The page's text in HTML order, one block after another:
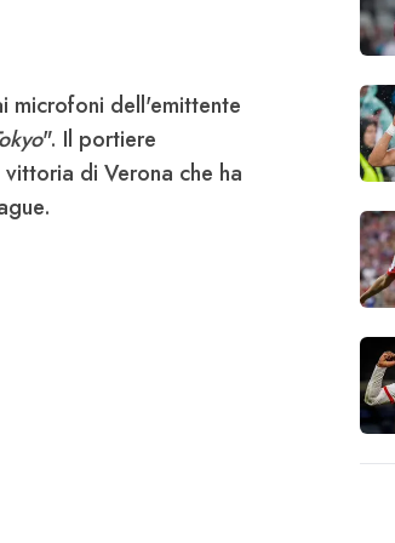
microfoni dell'emittente
". Il portiere
di Verona che ha